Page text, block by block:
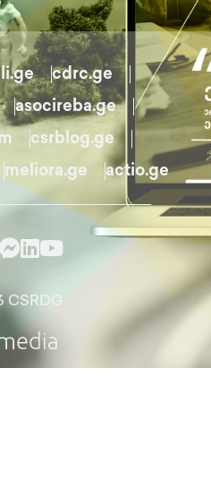
cdrc.ge
asocireba.ge
csrblog.ge
meliora.ge actio.ge
CSRDG